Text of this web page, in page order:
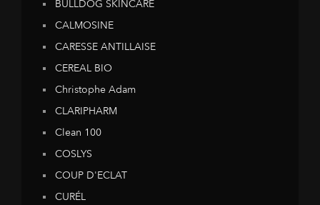
BULLDOG SKINCARE
CALMOSINE
CARESSE ANTILLAISE
CEREAL BIO
Christophe Adam
CLARIPHARM
Clean 100
COSLYS
COUP D'ECLAT
CURÉL